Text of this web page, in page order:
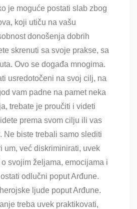
je moguće postati slab zbog
koji utiču na vašu
donošenja dobrih
skrenuti sa svoje prakse, sa
Ovo se događa mnogima.
usredotočeni na svoj cilj, na
vam padne na pamet neka
trebate je proučiti i videti
prema svom cilju ili vas
Ne biste trebali samo slediti
um, već diskriminirati, uvek
svojim željama, emocijama i
odlučni poput Arđune.
ljude poput Arđune.
treba uvek praktikovati,